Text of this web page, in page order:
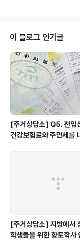
보는 시간을 가지려고 합니
산 지원협의회] 김상철 노동
색당 공동정책위원장 ○사회
장 일시 : 2015년 6월 20일(
시 청년허브(서울시 은평구
근처) 참가비 : 없음 문의 : 서..
이 블로그 인기글
[주거상담소] Q5. 전입
건강보험료와 주민세를
[주거상담소] 지방에서
학생들을 위한 향토학사